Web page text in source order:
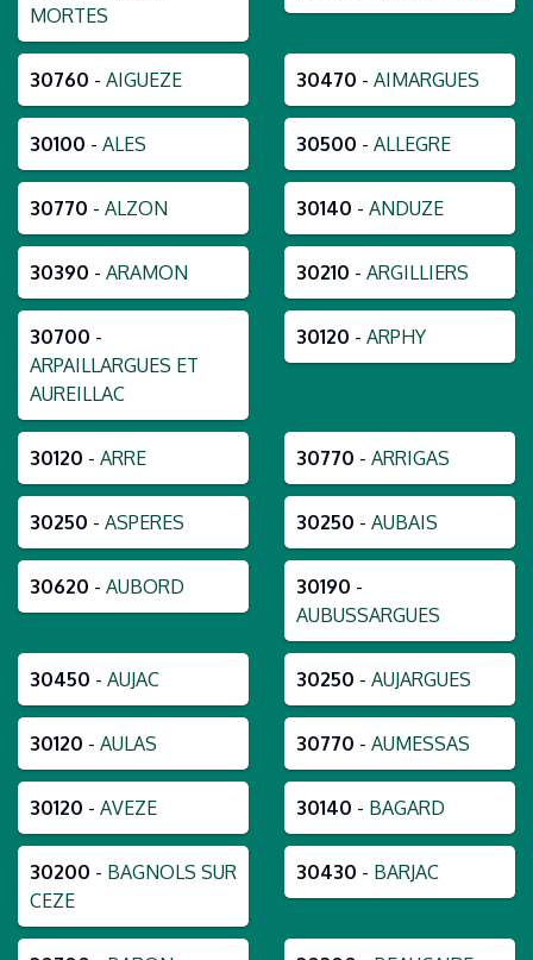
MORTES
30760 - AIGUEZE 30470 - AIMARGUES
30100 - ALES 30500 - ALLEGRE
30770 - ALZON 30140 - ANDUZE
30390 - ARAMON 30210 - ARGILLIERS
30700 -
ARPAILLARGUES ET
AUREILLAC
30120 - ARPHY
30120 - ARRE 30770 - ARRIGAS
30250 - ASPERES 30250 - AUBAIS
30620 - AUBORD 30190 -
AUBUSSARGUES
30450 - AUJAC 30250 - AUJARGUES
30120 - AULAS 30770 - AUMESSAS
30120 - AVEZE 30140 - BAGARD
30200 - BAGNOLS SUR
CEZE
30430 - BARJAC